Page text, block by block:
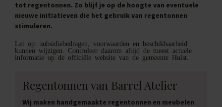
tot regentonnen. Zo blijf je op de hoogte van eventuele
nieuwe initiatieven die het gebruik van regentonnen
stimuleren.
Let op: subsidiebedragen, voorwaarden en beschikbaarheid
kunnen wijzigen. Controleer daarom altijd de meest actuele
informatie op de officiële website van de gemeente Hulst.
Regentonnen van Barrel Atelier
Wij maken handgemaakte regentonnen en meubelen